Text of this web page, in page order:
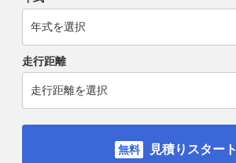
走行距離
見積りスタート